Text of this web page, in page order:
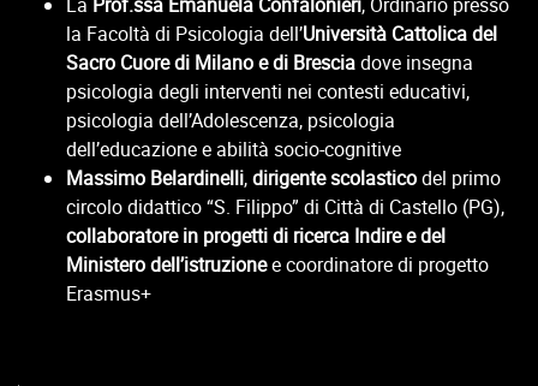
la Facoltà di Psicologia dell’Università Cattolica del
Sacro Cuore di Milano e di Bresciadove insegna
psicologia degli interventi nei contesti educativi,
psicologia dell’Adolescenza, psicologia
dell’educazione e abilità socio-cognitive
Massimo Belardinelli,dirigente scolasticodel primo
circolo didattico “S. Filippo” di Città di Castello (PG),
collaboratore in progetti di ricerca Indire e del
Ministero dell’istruzionee coordinatore di progetto
Erasmus+